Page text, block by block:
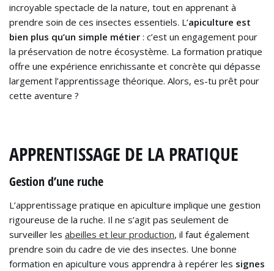
incroyable spectacle de la nature, tout en apprenant à
prendre soin de ces insectes essentiels. L’apiculture est
bien plus qu’un simple métier : c’est un engagement pour
la préservation de notre écosystème. La formation pratique
offre une expérience enrichissante et concrète qui dépasse
largement l’apprentissage théorique. Alors, es-tu prêt pour
cette aventure ?
APPRENTISSAGE DE LA PRATIQUE
Gestion d’une ruche
L’apprentissage pratique en apiculture implique une gestion
rigoureuse de la ruche. Il ne s’agit pas seulement de
surveiller les abeilles et leur production, il faut également
prendre soin du cadre de vie des insectes. Une bonne
formation en apiculture vous apprendra à repérer les signes